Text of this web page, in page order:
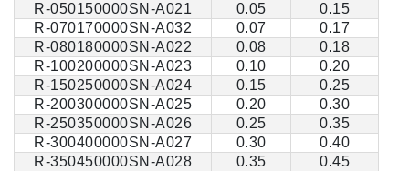
R-050150000SN-A021
0.05
0.15
R-070170000SN-A032
0.07
0.17
R-080180000SN-A022
0.08
0.18
R-100200000SN-A023
0.10
0.20
R-150250000SN-A024
0.15
0.25
R-200300000SN-A025
0.20
0.30
R-250350000SN-A026
0.25
0.35
R-300400000SN-A027
0.30
0.40
R-350450000SN-A028
0.35
0.45